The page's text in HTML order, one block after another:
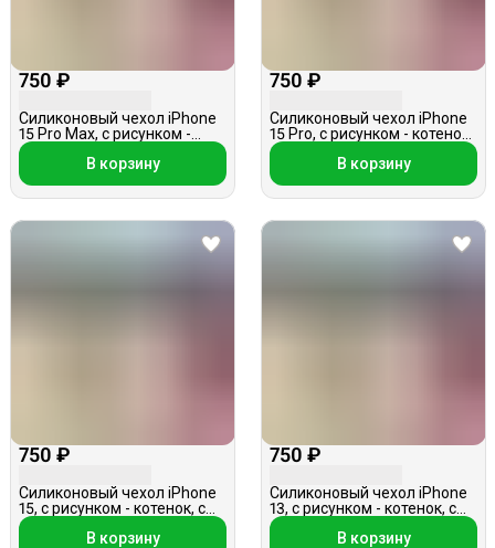
750 ₽
Силиконовый чехол iPhone
15 Pro Max, с рисунком -
котенок, с подвеской
В корзину
750 ₽
Силиконовый чехол iPhone
15 Pro, с рисунком - котенок,
с подвеской
В корзину
750 ₽
Силиконовый чехол iPhone
15, с рисунком - котенок, с
подвеской
В корзину
750 ₽
Силиконовый чехол iPhone
13, с рисунком - котенок, с
подвеской
В корзину